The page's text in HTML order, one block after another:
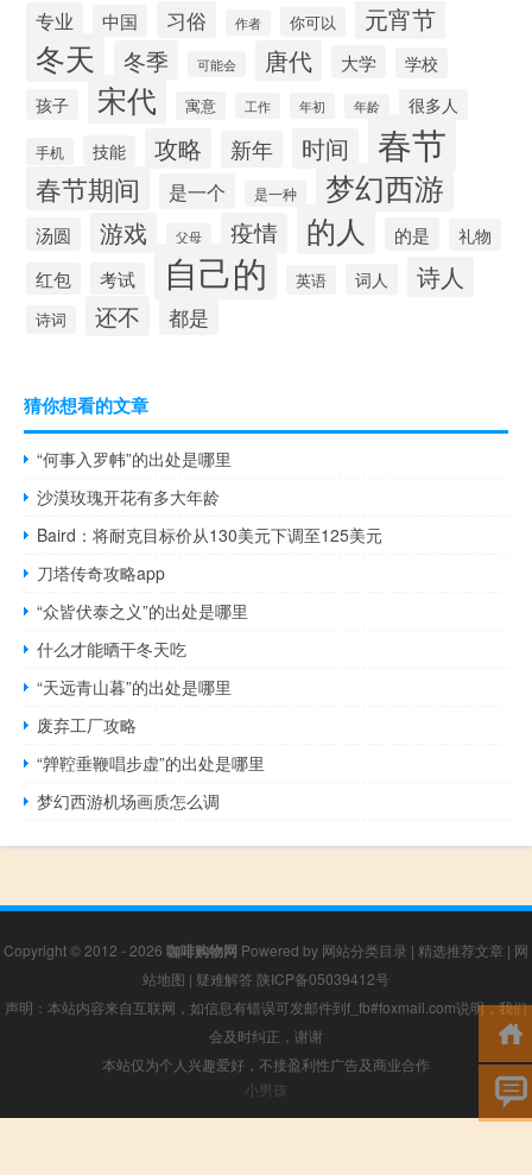
专业 中国 习俗 作者 你可以 元宵节
冬天 冬季 可能会 唐代 大学
学校
孩子
宋代 寓意 工作 年初 年龄 很多人
手机 技能 攻略 新年 时间 春节
春节期间 是一个 是一种 梦幻西游
汤圆 游戏 父母 疫情 的人 的是
礼物
红包
考试 自己的 英语 词人 诗人
诗词 还不 都是
猜你想看的文章
“何事入罗帏”的出处是哪里
沙漠玫瑰开花有多大年龄
Baird：将耐克目标价从130美元下调至125美元
刀塔传奇攻略app
“众皆伏泰之义”的出处是哪里
什么才能晒干冬天吃
“天远青山暮”的出处是哪里
废弃工厂攻略
“亸鞚垂鞭唱步虚”的出处是哪里
梦幻西游机场画质怎么调
Copyright © 2012 - 2026 咖啡购物网 Powered by 网站分类目录 | 精选推荐文章 | 网
站地图 | 疑难解答 陕ICP备05039412号
声明：本站内容来自互联网，如信息有错误可发邮件到f_fb#foxmail.com说明，我们
会及时纠正，谢谢
本站仅为个人兴趣爱好，不接盈利性广告及商业合作
小男孩